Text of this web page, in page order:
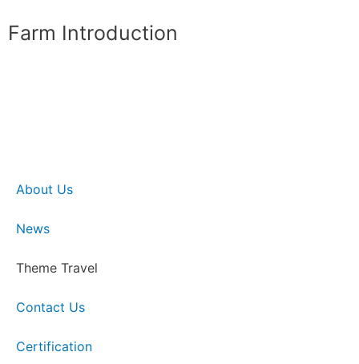
Farm Introduction
About Us
News
Theme Travel
Contact Us
Certification